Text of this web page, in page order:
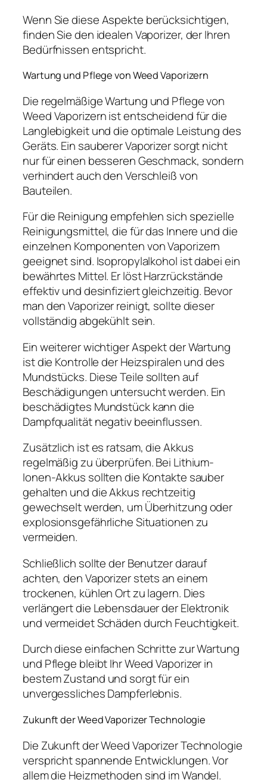
Wenn Sie diese Aspekte berücksichtigen,
finden Sie den idealen Vaporizer, der Ihren
Bedürfnissen entspricht.
Wartung und Pflege von Weed Vaporizern
Die regelmäßige Wartung und Pflege von
Weed Vaporizern ist entscheidend für die
Langlebigkeit und die optimale Leistung des
Geräts. Ein sauberer Vaporizer sorgt nicht
nur für einen besseren Geschmack, sondern
verhindert auch den Verschleiß von
Bauteilen.
Für die Reinigung empfehlen sich spezielle
Reinigungsmittel, die für das Innere und die
einzelnen Komponenten von Vaporizern
geeignet sind. Isopropylalkohol ist dabei ein
bewährtes Mittel. Er löst Harzrückstände
effektiv und desinfiziert gleichzeitig. Bevor
man den Vaporizer reinigt, sollte dieser
vollständig abgekühlt sein.
Ein weiterer wichtiger Aspekt der Wartung
ist die Kontrolle der Heizspiralen und des
Mundstücks. Diese Teile sollten auf
Beschädigungen untersucht werden. Ein
beschädigtes Mundstück kann die
Dampfqualität negativ beeinflussen.
Zusätzlich ist es ratsam, die Akkus
regelmäßig zu überprüfen. Bei Lithium-
Ionen-Akkus sollten die Kontakte sauber
gehalten und die Akkus rechtzeitig
gewechselt werden, um Überhitzung oder
explosionsgefährliche Situationen zu
vermeiden.
Schließlich sollte der Benutzer darauf
achten, den Vaporizer stets an einem
trockenen, kühlen Ort zu lagern. Dies
verlängert die Lebensdauer der Elektronik
und vermeidet Schäden durch Feuchtigkeit.
Durch diese einfachen Schritte zur Wartung
und Pflege bleibt Ihr Weed Vaporizer in
bestem Zustand und sorgt für ein
unvergessliches Dampferlebnis.
Zukunft der Weed Vaporizer Technologie
Die Zukunft der Weed Vaporizer Technologie
verspricht spannende Entwicklungen. Vor
allem die Heizmethoden sind im Wandel.